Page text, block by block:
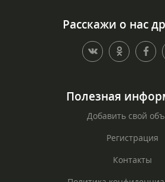
Расскажи о нас
Полезная
Добавить свой
Регистрация
Контакты